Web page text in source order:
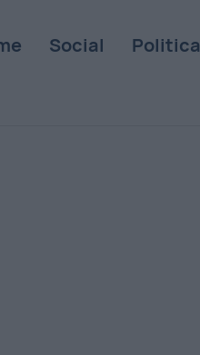
Social Politica